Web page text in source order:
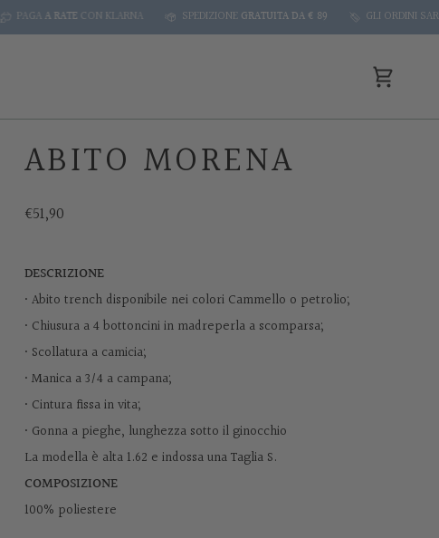
A RATECON KLARNA SPEDIZIONEGRATUITA DA € 89 GLI ORDINI SARANNO
ABITO MORENA
€51,90
DESCRIZIONE
• Abito trench disponibile nei colori Cammello o petrolio;
• Chiusura a 4 bottoncini in madreperla a scomparsa;
• Scollatura a camicia;
• Manica a 3/4 a campana;
• Cintura fissa in vita;
• Gonna a pieghe, lunghezza sotto il ginocchio
La modella è alta 1.62 e indossa una Taglia S.
COMPOSIZIONE
100% poliestere